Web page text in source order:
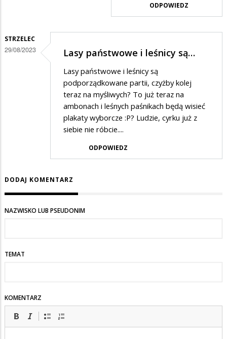
Zbychu,
mówią
uderz
w…
ODPOWIEDZ
STRZELEC
29/08/2023 Lasy państwowe i leśnicy są…
Lasy państwowe i leśnicy są
podporządkowane partii, czyżby kolej
teraz na myśliwych? To już teraz na
ambonach i leśnych paśnikach będą wisieć
plakaty wyborcze :P? Ludzie, cyrku już z
siebie nie róbcie....
ODPOWIEDZ
DODAJ KOMENTARZ
NAZWISKO LUB PSEUDONIM
TEMAT
KOMENTARZ